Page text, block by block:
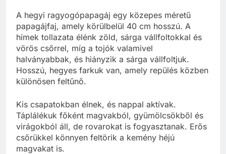
A hegyi ragyogópapagáj egy közepes méretű
papagájfaj, amely körülbelül 40 cm hosszú. A
hímek tollazata élénk zöld, sárga vállfoltokkal és
vörös csőrrel, míg a tojók valamivel
halványabbak, és hiányzik a sárga vállfoltjuk.
Hosszú, hegyes farkuk van, amely repülés közben
különösen feltűnő.
Kis csapatokban élnek, és nappal aktívak.
Táplálékuk főként magvakból, gyümölcsökből és
virágokból áll, de rovarokat is fogyasztanak. Erős
csőrükkel könnyen feltörik a kemény héjú
magvakat is.